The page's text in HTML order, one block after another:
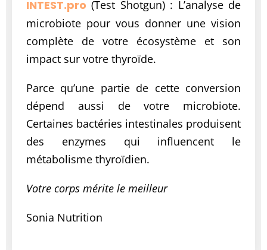
INTEST.pro (Test Shotgun) : L’analyse de
microbiote pour vous donner une vision
complète de votre écosystème et son
impact sur votre thyroïde.
Parce qu’une partie de cette conversion
dépend aussi de votre microbiote.
Certaines bactéries intestinales produisent
des enzymes qui influencent le
métabolisme thyroïdien.
Votre corps mérite le meilleur
Sonia Nutrition